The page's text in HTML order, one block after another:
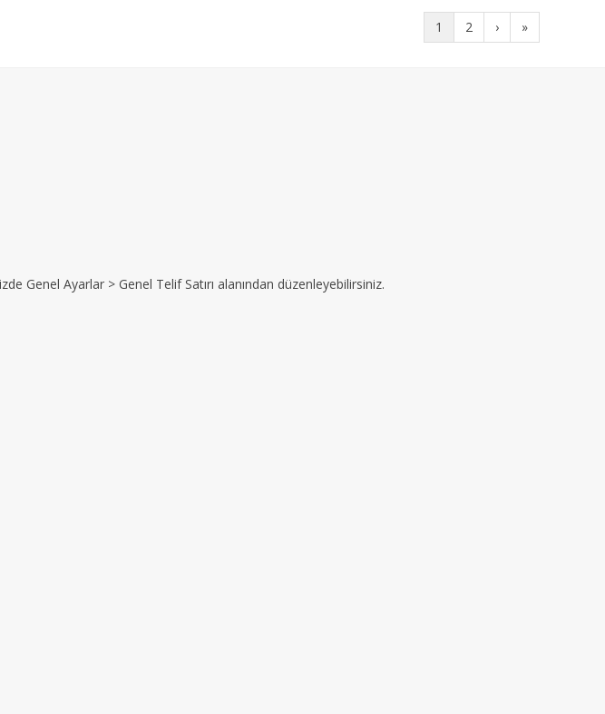
1 2 › »
Genel Ayarlar > Genel Telif Satırı alanından düzenleyebilirsiniz.